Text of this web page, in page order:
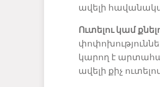
ավելի
Ուտելու կամ
փոփոխություն
կարող է
ավելի քիչ